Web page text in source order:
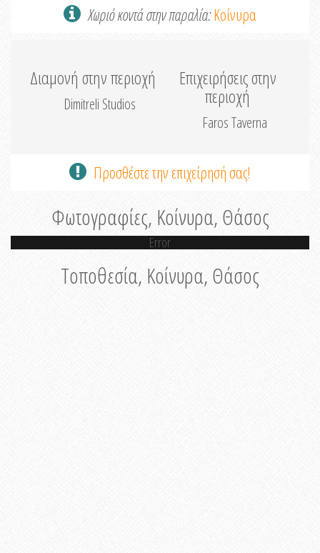
Χωριό κοντά στην παραλία:Κοίνυρα
Διαμονή στην περιοχή
Dimitreli Studios
Επιχειρήσεις στην
περιοχή
Faros Taverna
Προσθέστε την επιχείρησή σας!
Φωτογραφίες, Κοίνυρα, Θάσος
Error
Τοποθεσία, Κοίνυρα, Θάσος